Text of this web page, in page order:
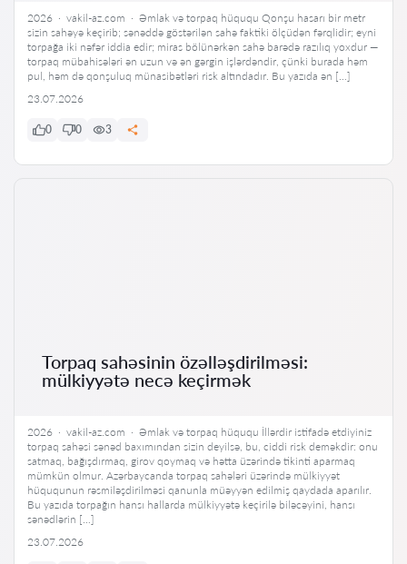
2026 · vakil-az.com · Əmlak və torpaq hüququ Qonşu hasarı bir metr
sizin sahəyə keçirib; sənəddə göstərilən sahə faktiki ölçüdən fərqlidir; eyni
torpağa iki nəfər iddia edir; miras bölünərkən sahə barədə razılıq yoxdur —
torpaq mübahisələri ən uzun və ən gərgin işlərdəndir, çünki burada həm
pul, həm də qonşuluq münasibətləri risk altındadır. Bu yazıda ən […]
23.07.2026
0 0 3
Torpaq sahəsinin özəlləşdirilməsi:
mülkiyyətə necə keçirmək
2026 · vakil-az.com · Əmlak və torpaq hüququ İllərdir istifadə etdiyiniz
torpaq sahəsi sənəd baxımından sizin deyilsə, bu, ciddi risk deməkdir: onu
satmaq, bağışdırmaq, girov qoymaq və hətta üzərində tikinti aparmaq
mümkün olmur. Azərbaycanda torpaq sahələri üzərində mülkiyyət
hüququnun rəsmiləşdirilməsi qanunla müəyyən edilmiş qaydada aparılır.
Bu yazıda torpağın hansı hallarda mülkiyyətə keçirilə biləcəyini, hansı
sənədlərin […]
23.07.2026